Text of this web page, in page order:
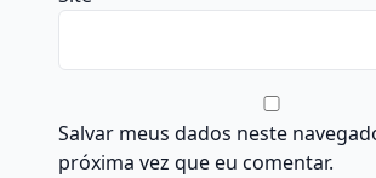
Salvar meus dados neste
próxima vez que eu comentar.